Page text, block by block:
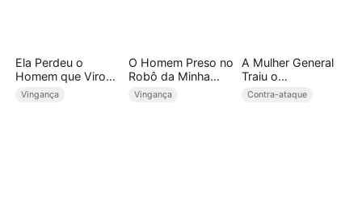
Ela Perdeu o
Homem que Virou
Imperador
Vingança
O Homem Preso no
Robô da Minha
Esposa(Dublado)
Vingança
A Mulher General
Traiu o
Comandante
Contra-ataque